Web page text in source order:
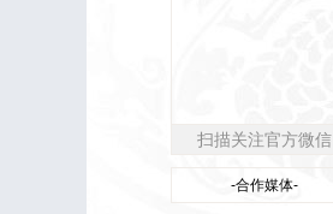
扫描关注官方微信
-合作媒体-